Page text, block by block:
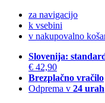
za navigacijo
k vsebini
v nakupovalno
Slovenija:
€ 42,90
Brezplačno vračilo
Odprema v 24 urah